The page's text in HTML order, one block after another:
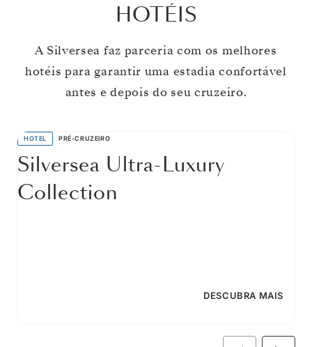
HOTÉIS
A Silversea faz parceria com os melhores
hotéis para garantir uma estadia confortável
antes e depois do seu cruzeiro.
HOTEL PRÉ-CRUZEIRO
Silversea Ultra-Luxury
Collection
DESCUBRA MAIS